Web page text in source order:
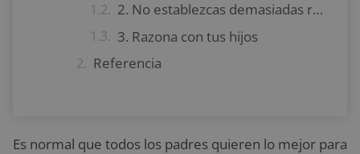
2. No establezcas demasiadas reglas
3. Razona con tus hijos
Referencia
Es normal que todos los padres quieren lo mejor para